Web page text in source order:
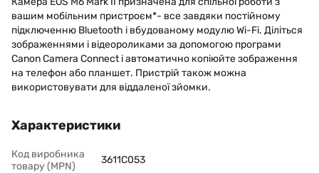
вашим мобільним пристроєм*- все завдяки постійному
підключенню Bluetooth і вбудованому модулю Wi-Fi. Діліться
зображеннями і відеороликами за допомогою програми
Canon Camera Connect і автоматично копіюйте зображення
на телефон або планшет. Пристрій також можна
використовувати для віддаленої зйомки.
Характеристики
Код виробника
товару (MPN)
3611C053